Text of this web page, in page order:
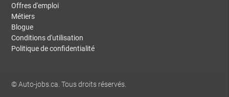
Offres d'emploi
Métiers
Blogue
Conditions d'utilisation
Politique de confidentialité
© Auto-jobs.ca. Tous droits réservés.